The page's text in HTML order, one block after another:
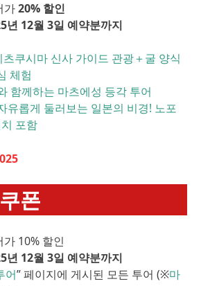
가20% 할인
년 12월 3일 예약분까지
쿠시마 신사 가이드 관광＋굴 양식
체험
함께하는 마츠에성 등각 투어
유롭게 둘러보는 일본의 비경! 노포
포함
폰
가 10% 할인
년 12월 3일 예약분까지
어” 페이지에 게시된 모든 투어 (※마